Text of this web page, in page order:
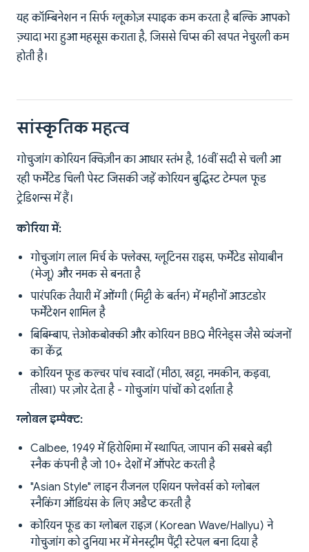
यह कॉम्बिनेशन न सिर्फ ग्लूकोज़ स्पाइक कम करता है बल्कि आपको
ज़्यादा भरा हुआ महसूस कराता है, जिससे चिप्स की खपत नेचुरली कम
होती है।
सांस्कृतिक महत्व
गोचुजांग कोरियन क्विज़ीन का आधार स्तंभ है, 16वीं सदी से चली आ
रही फर्मेंटेड चिली पेस्ट जिसकी जड़ें कोरियन बुद्धिस्ट टेम्पल फूड
ट्रेडिशन्स में हैं।
कोरिया में:
गोचुजांग लाल मिर्च के फ्लेक्स, ग्लूटिनस राइस, फर्मेंटेड सोयाबीन
(मेजू) और नमक से बनता है
पारंपरिक तैयारी में ओंग्गी (मिट्टी के बर्तन) में महीनों आउटडोर
फर्मेंटेशन शामिल है
बिबिम्बाप, त्तेओकबोक्की और कोरियन BBQ मैरिनेड्स जैसे व्यंजनों
का केंद्र
कोरियन फूड कल्चर पांच स्वादों (मीठा, खट्टा, नमकीन, कड़वा,
तीखा) पर ज़ोर देता है - गोचुजांग पांचों को दर्शाता है
ग्लोबल इम्पैक्ट:
Calbee, 1949 में हिरोशिमा में स्थापित, जापान की सबसे बड़ी
स्नैक कंपनी है जो 10+ देशों में ऑपरेट करती है
"Asian Style" लाइन रीजनल एशियन फ्लेवर्स को ग्लोबल
स्नैकिंग ऑडियंस के लिए अडैप्ट करती है
कोरियन फूड का ग्लोबल राइज़ (Korean Wave/Hallyu) ने
गोचुजांग को दुनिया भर में मेनस्ट्रीम पैंट्री स्टेपल बना दिया है